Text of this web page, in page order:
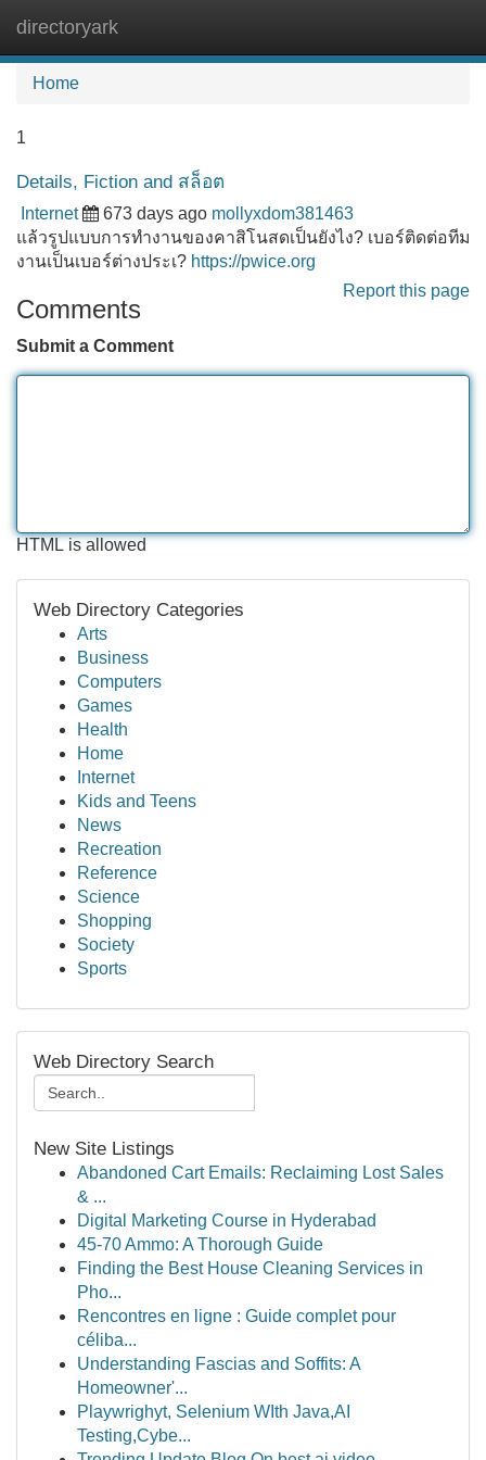
directoryark
Home
1
Details, Fiction and สล็อต
Internet 673 days ago mollyxdom381463
แล้วรูปแบบการทำงานของคาสิโนสดเป็นยังไง? เบอร์ติดต่อทีม
งานเป็นเบอร์ต่างประเ? https://pwice.org
Report this page
Comments
Submit a Comment
HTML is allowed
Web Directory Categories
Arts
Business
Computers
Games
Health
Home
Internet
Kids and Teens
News
Recreation
Reference
Science
Shopping
Society
Sports
Web Directory Search
New Site Listings
Abandoned Cart Emails: Reclaiming Lost Sales
& ...
Digital Marketing Course in Hyderabad
45-70 Ammo: A Thorough Guide
Finding the Best House Cleaning Services in
Pho...
Rencontres en ligne : Guide complet pour
céliba...
Understanding Fascias and Soffits: A
Homeowner'...
Playwrighyt, Selenium WIth Java,AI
Testing,Cybe...